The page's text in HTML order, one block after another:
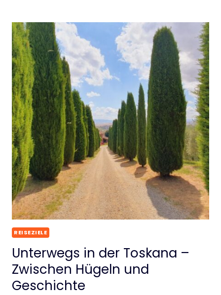
REISEZIELE
Unterwegs in der Toskana –
Zwischen Hügeln und
Geschichte